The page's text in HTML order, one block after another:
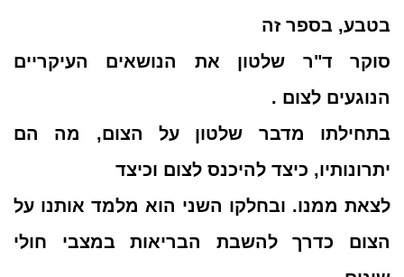
בטבע, בספר זה
סוקר ד"ר שלטון את הנושאים העיקריים
הנוגעים לצום .
בתחילתו מדבר שלטון על הצום, מה הם
יתרונותיו, כיצד להיכנס לצום וכיצד
לצאת ממנו. ובחלקו השני הוא מלמד אותנו על
הצום כדרך להשבת הבריאות במצבי חולי